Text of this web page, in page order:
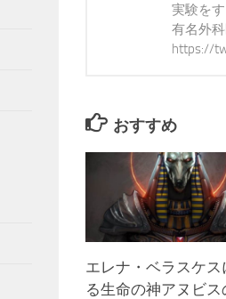
実験を
有名外
https://
おすすめ
エレナ・ベラスケス
る生命の神アヌビス